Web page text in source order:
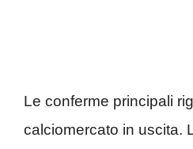
Le conferme principali
calciomercato in uscita.